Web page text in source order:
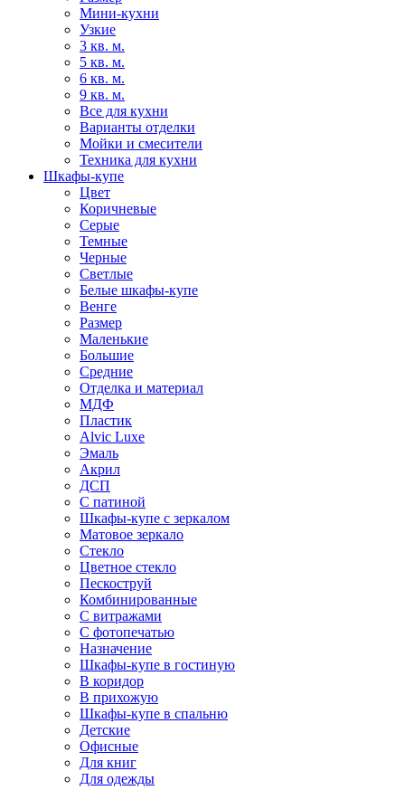
Мини-кухни
Узкие
3 кв. м.
5 кв. м.
6 кв. м.
9 кв. м.
Все для кухни
Варианты отделки
Мойки и смесители
Техника для кухни
Шкафы-купе
Цвет
Коричневые
Серые
Темные
Черные
Светлые
Белые шкафы-купе
Венге
Размер
Маленькие
Большие
Средние
Отделка и материал
МДФ
Пластик
Alvic Luxe
Эмаль
Акрил
ДСП
С патиной
Шкафы-купе с зеркалом
Матовое зеркало
Стекло
Цветное стекло
Пескоструй
Комбинированные
С витражами
С фотопечатью
Назначение
Шкафы-купе в гостиную
В коридор
В прихожую
Шкафы-купе в спальню
Детские
Офисные
Для книг
Для одежды